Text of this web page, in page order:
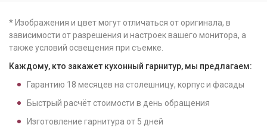
* Изображения и цвет могут отличаться от оригинала, в
зависимости от разрешения и настроек вашего монитора, а
также условий освещения при съемке.
Каждому, кто закажет кухонный гарнитур, мы предлагаем:
Гарантию 18 месяцев на столешницу, корпус и фасады
Быстрый расчёт стоимости в день обращения
Изготовление гарнитура от 5 дней